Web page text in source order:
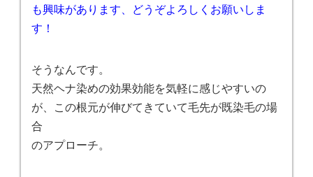
も興味があります、どうぞよろしくお願いしま
す！
そうなんです。
天然ヘナ染めの効果効能を気軽に感じやすいの
が、この根元が伸びてきていて毛先が既染毛の場
合
のアプローチ。